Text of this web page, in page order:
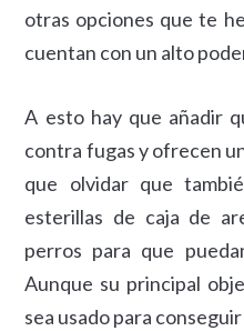
otras opciones que te
cuentan con un alto
A esto hay que añadir
contra fugas y ofrecen
que olvidar que
esterillas de caja de
perros para que
Aunque su principal
sea usado para